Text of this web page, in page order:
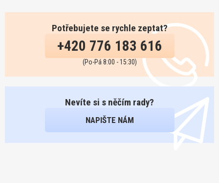
Potřebujete se rychle zeptat?
+420 776 183 616
(Po-Pá 8:00 - 15:30)
Nevíte si s něčím rady?
NAPIŠTE NÁM